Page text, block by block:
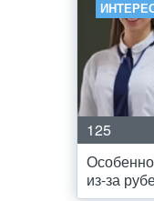
125
из-за